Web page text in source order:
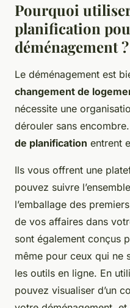
Pourquoi
planification
déménagement ?
Le déménagement est
changement de
nécessite une
dérouler sans
de planification entrent
Ils vous offrent une
pouvez suivre
l’emballage des
de vos affaires dans
sont également conçus
même pour ceux qui ne
les outils en ligne. En
pouvez visualiser d’un